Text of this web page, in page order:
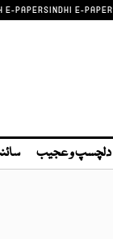
E-PAPERSINDHI E-PAPER
دلچسپ و عجیب